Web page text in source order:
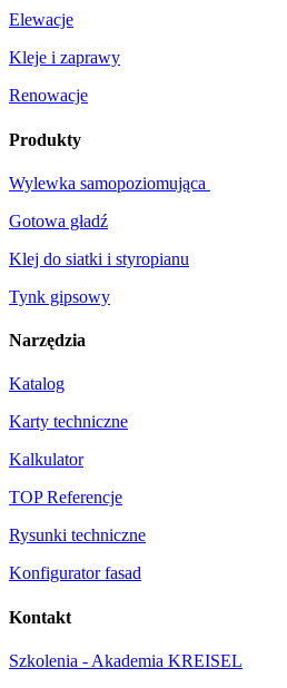
Elewacje
Kleje i zaprawy
Renowacje
Produkty
Wylewka samopoziomująca
Gotowa gładź
Klej do siatki i styropianu
Tynk gipsowy
Narzędzia
Katalog
Karty techniczne
Kalkulator
TOP Referencje
Rysunki techniczne
Konfigurator fasad
Kontakt
Szkolenia - Akademia KREISEL